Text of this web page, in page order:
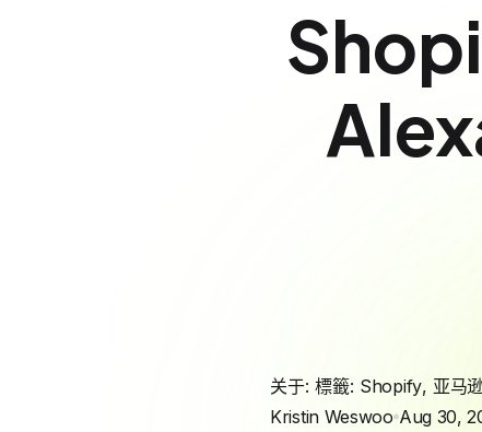
关于: 標籤: Shopify, 亚马
Kristin Weswoo Aug 30,